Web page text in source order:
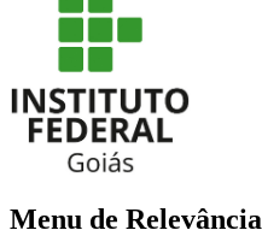
Menu de Relevância